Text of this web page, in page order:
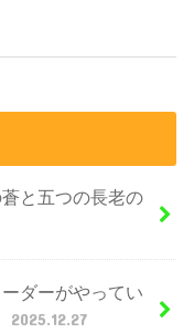
蒼と五つの長老の
ダーがやってい
2025.12.27